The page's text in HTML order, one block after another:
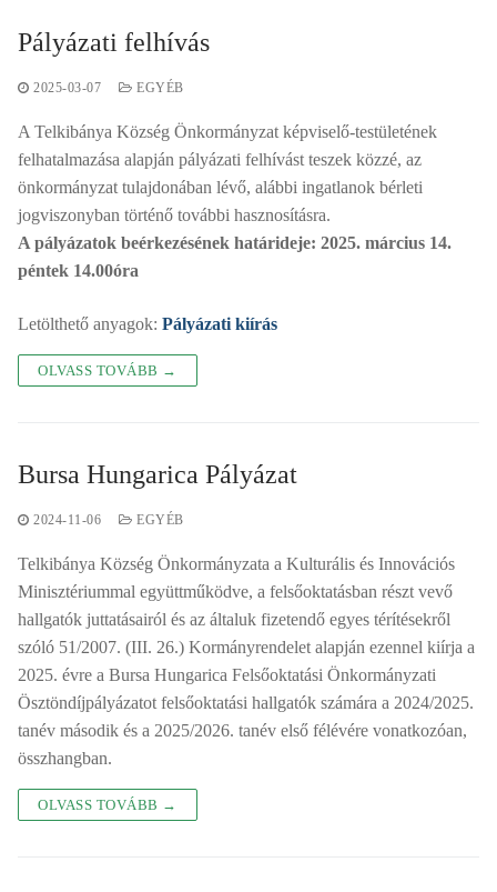
Pályázati felhívás
2025-03-07 EGYÉB
A Telkibánya Község Önkormányzat képviselő-testületének
felhatalmazása alapján pályázati felhívást teszek közzé, az
önkormányzat tulajdonában lévő, alábbi ingatlanok bérleti
jogviszonyban történő további hasznosításra.
A pályázatok beérkezésének határideje: 2025. március 14.
péntek 14.00óra
Letölthető anyagok: Pályázati kiírás
OLVASS TOVÁBB →
Bursa Hungarica Pályázat
2024-11-06 EGYÉB
Telkibánya Község Önkormányzata a Kulturális és Innovációs
Minisztériummal együttműködve, a felsőoktatásban részt vevő
hallgatók juttatásairól és az általuk fizetendő egyes térítésekről
szóló 51/2007. (III. 26.) Kormányrendelet alapján ezennel kiírja a
2025. évre a Bursa Hungarica Felsőoktatási Önkormányzati
Ösztöndíjpályázatot felsőoktatási hallgatók számára a 2024/2025.
tanév második és a 2025/2026. tanév első félévére vonatkozóan,
összhangban.
OLVASS TOVÁBB →